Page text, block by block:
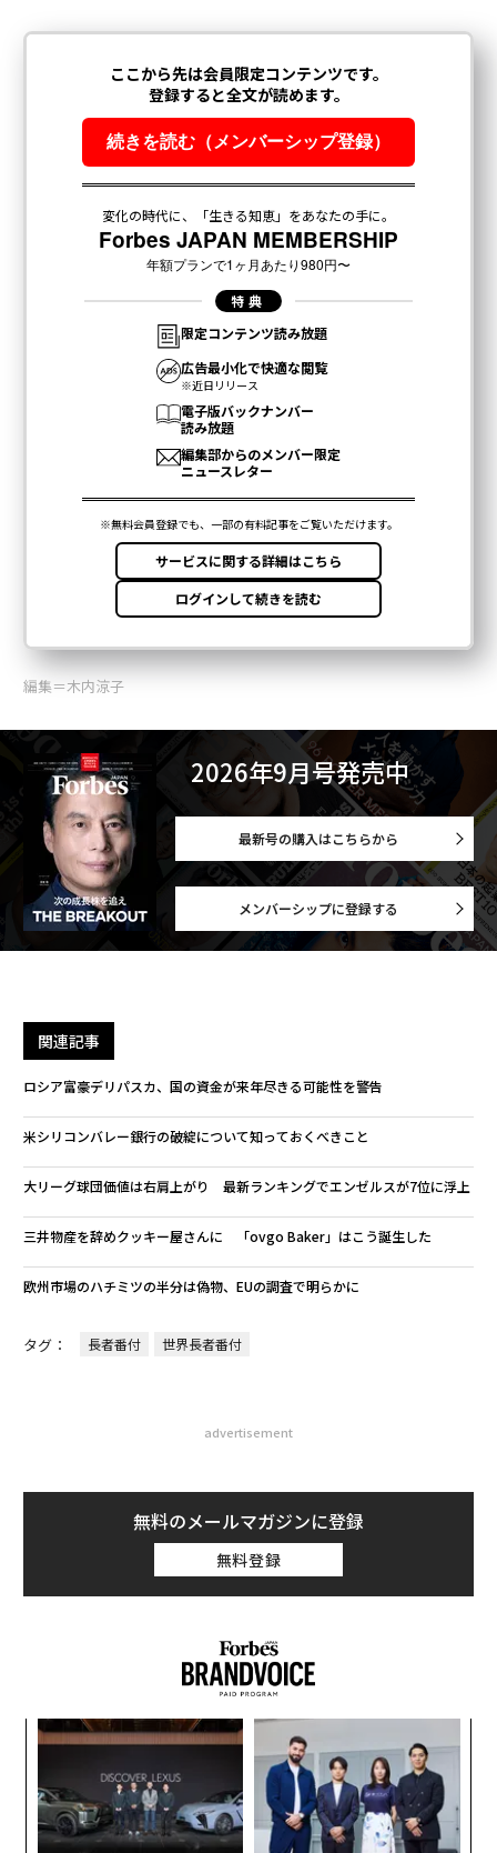
編集＝木内涼子
2026年9月号発売中
最新号の購入はこちらから
メンバーシップに登録する
関連記事
ロシア富豪デリパスカ、国の資金が来年尽きる可能性を警告
米シリコンバレー銀行の破綻について知っておくべきこと
大リーグ球団価値は右肩上がり 最新ランキングでエンゼルスが7位に浮上
三井物産を辞めクッキー屋さんに 「ovgo Baker」はこう誕生した
欧州市場のハチミツの半分は偽物、EUの調査で明らかに
タグ： 長者番付 世界長者番付
advertisement
無料のメールマガジンに登録
無料登録